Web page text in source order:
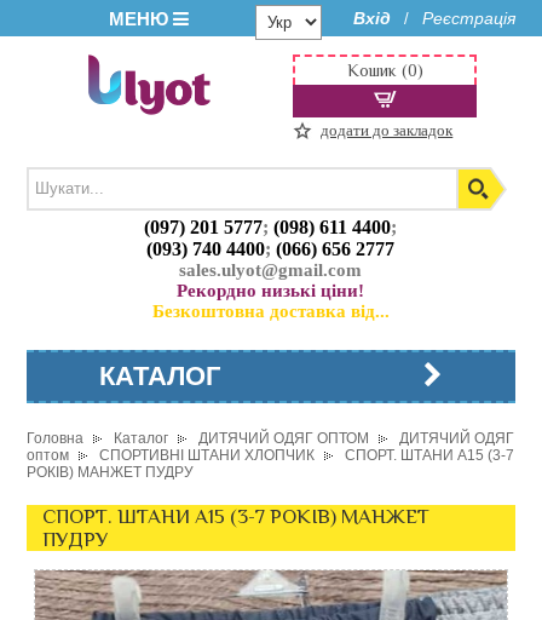
МЕНЮ Вхід / Реєстрація
(097) 201 5777;(098) 611 4400;
(093) 740 4400;(066) 656 2777
sales.ulyot@gmail.com
Рекордно низькі ціни!
Безкоштовна доставка від...
Кошик (0)
додати до закладок
КАТАЛОГ
Головна Каталог ДИТЯЧИЙ ОДЯГ ОПТОМ
ДИТЯЧИЙ ОДЯГ
оптом
СПОРТИВНІ ШТАНИ ХЛОПЧИК
СПОРТ. ШТАНИ A15 (3-7
РОКІВ) МАНЖЕТ ПУДРУ
СПОРТ. ШТАНИ A15 (3-7 РОКІВ) МАНЖЕТ
ПУДРУ